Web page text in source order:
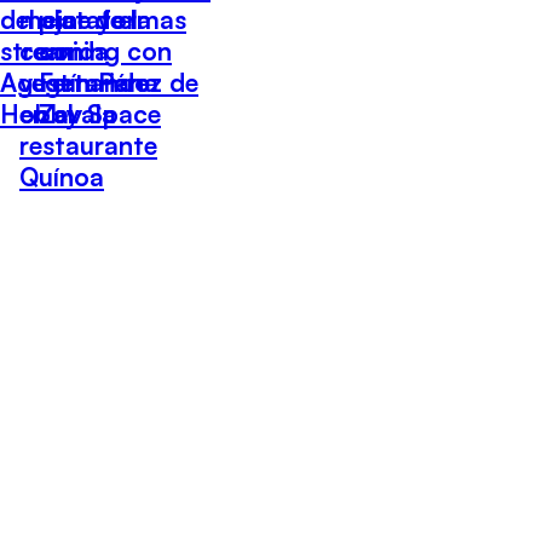
del cine y el
streaming con
Agustín Pérez de
Hobby Space
mejor de la
comida
vegetariana
en el
restaurante
Quínoa
plataformas
con
Fernando
Zavala